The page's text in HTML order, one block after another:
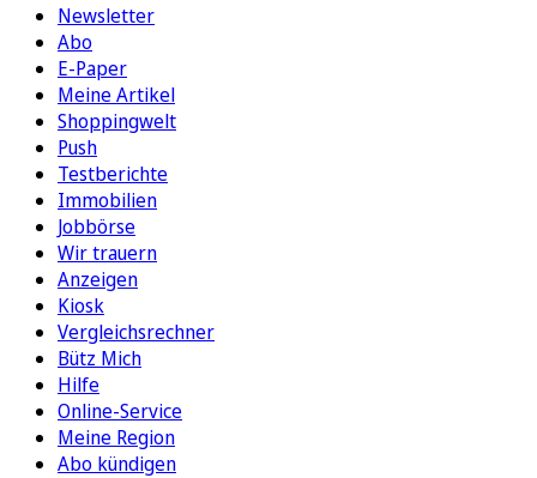
Newsletter
Abo
E-Paper
Meine Artikel
Shoppingwelt
Push
Testberichte
Immobilien
Jobbörse
Wir trauern
Anzeigen
Kiosk
Vergleichsrechner
Bütz Mich
Hilfe
Online-Service
Meine Region
Abo kündigen